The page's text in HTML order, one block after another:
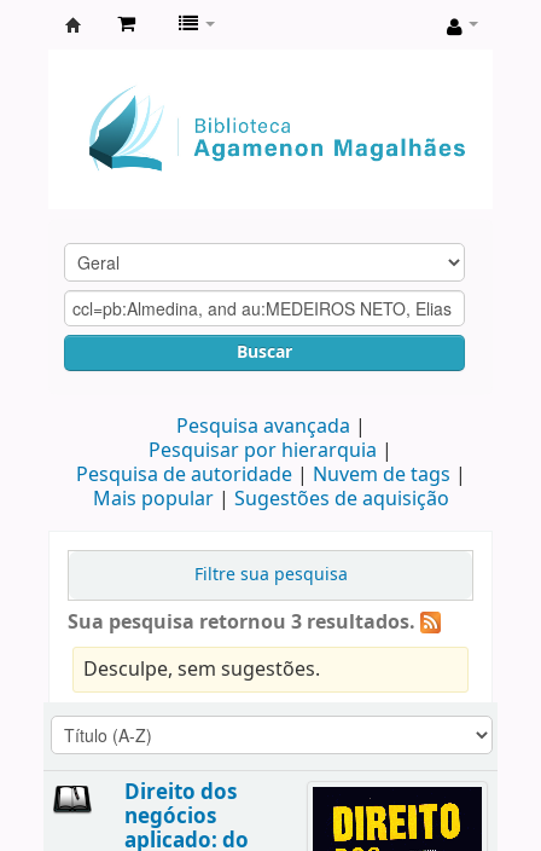
Agamenon
Magalhães
Buscar
Pesquisa avançada
Pesquisar por hierarquia
Pesquisa de autoridade
Nuvem de tags
Mais popular
Sugestões de aquisição
Filtre sua pesquisa
Sua pesquisa retornou 3 resultados.
Desculpe, sem sugestões.
Direito dos
negócios
aplicado: do